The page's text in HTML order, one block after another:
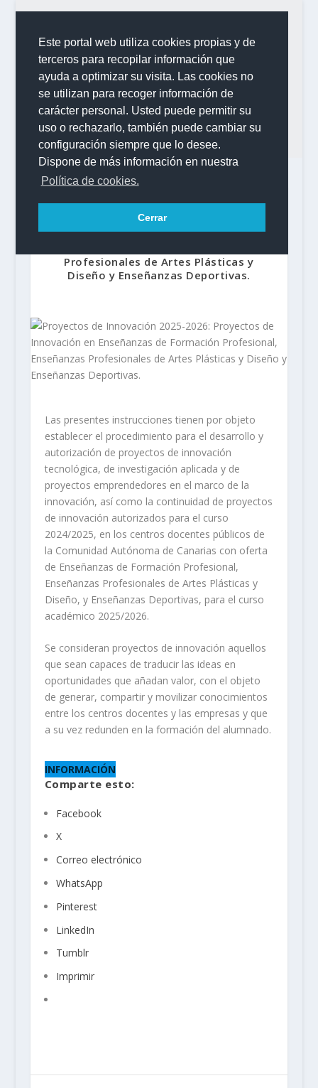
Este portal web utiliza cookies propias y de
terceros para recopilar información que
ayuda a optimizar su visita. Las cookies no
se utilizan para recoger información de
carácter personal. Usted puede permitir su
uso o rechazarlo, también puede cambiar su
configuración siempre que lo desee.
Dispone de más información en nuestra
Política de cookies.
Cerrar
Proyectos de Innovación 2025-2026:
Proyectos de Innovación en Enseñanzas
Profesionales de Artes Plásticas y
Diseño y Enseñanzas Deportivas.
Las presentes instrucciones tienen por objeto
establecer el procedimiento para el desarrollo y
autorización de proyectos de innovación
tecnológica, de investigación aplicada y de
proyectos emprendedores en el marco de la
innovación, así como la continuidad de proyectos
de innovación autorizados para el curso
2024/2025, en los centros docentes públicos de
la Comunidad Autónoma de Canarias con oferta
de Enseñanzas de Formación Profesional,
Enseñanzas Profesionales de Artes Plásticas y
Diseño, y Enseñanzas Deportivas, para el curso
académico 2025/2026.
Se consideran proyectos de innovación aquellos
que sean capaces de traducir las ideas en
oportunidades que añadan valor, con el objeto
de generar, compartir y movilizar conocimientos
entre los centros docentes y las empresas y que
a su vez redunden en la formación del alumnado.
INFORMACIÓN
Comparte esto:
Facebook
X
Correo electrónico
WhatsApp
Pinterest
LinkedIn
Tumblr
Imprimir